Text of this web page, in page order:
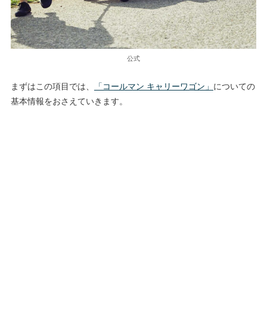
公式
まずはこの項目では、 「コールマン キャリーワゴン」 についての
基本情報をおさえていきます。